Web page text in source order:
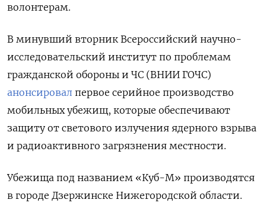
волонтерам.
В минувший вторник Всероссийский научно-
исследовательский институт по проблемам
гражданской обороны и ЧС (ВНИИ ГОЧС)
анонсировал первое серийное производство
мобильных убежищ, которые обеспечивают
защиту от светового излучения ядерного взрыва
и радиоактивного загрязнения местности.
Убежища под названием «Куб-М» производятся
в городе Дзержинске Нижегородской области.